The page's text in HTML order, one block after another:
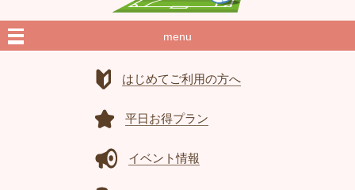
menu
はじめてご利用の方へ
平日お得プラン
イベント情報